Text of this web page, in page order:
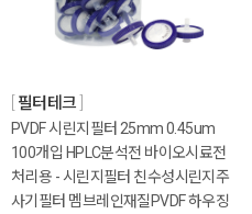
필터테크
PVDF 시린지필터 25mm 0.45um
100개입 HPLC분석전 바이오시료전
처리용 - 시린지필터 친수성시린지주
사기필터 멤브레인재질PVDF 하우징